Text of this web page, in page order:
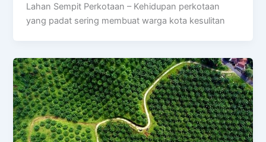
Lahan Sempit Perkotaan – Kehidupan perkotaan
yang padat sering membuat warga kota kesulitan